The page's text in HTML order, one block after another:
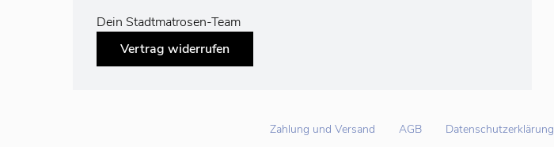
Dein Stadtmatrosen-Team
Vertrag widerrufen
Zahlung und Versand AGB Datenschutzerklärung